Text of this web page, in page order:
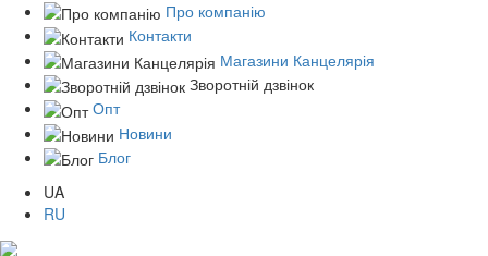
Про компанію
Контакти
Магазини Канцелярія
Зворотній дзвінок
Опт
Новини
Блог
UA
RU